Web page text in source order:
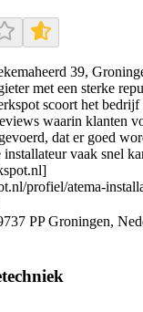
39,
met een sterke
scoort het
waarin klanten
dat er goed
installateur vaak snel
profiel/atema-
PP Groningen,